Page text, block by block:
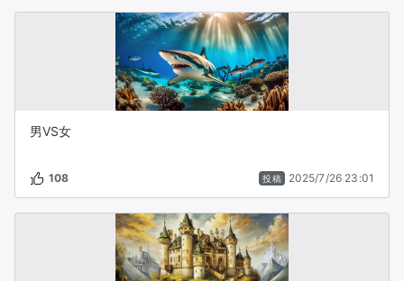
男VS女
108 投稿 2025/7/26 23:01